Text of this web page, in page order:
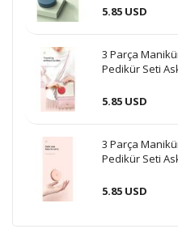
Mavi
5.85 USD
3 Parça
Pedikür Seti
Kırmızı
5.85 USD
3 Parça
Pedikür Seti
Pudra
5.85 USD